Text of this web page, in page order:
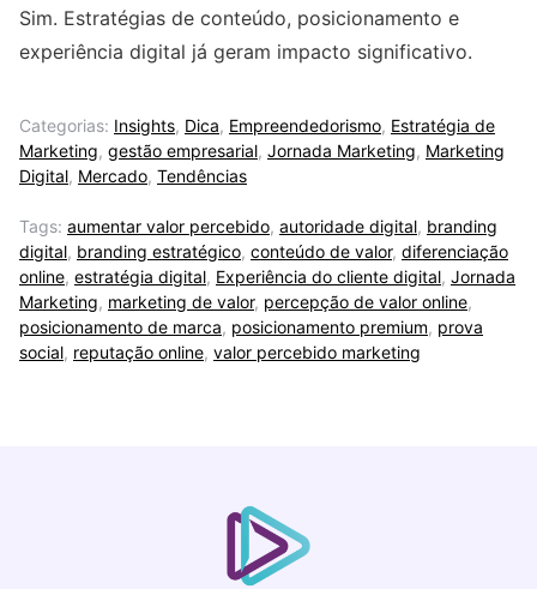
Sim. Estratégias de conteúdo, posicionamento e
experiência digital já geram impacto significativo.
Categorias: Insights, Dica, Empreendedorismo, Estratégia de
Marketing, gestão empresarial, Jornada Marketing, Marketing
Digital, Mercado, Tendências
Tags: aumentar valor percebido, autoridade digital, branding
digital, branding estratégico, conteúdo de valor, diferenciação
online, estratégia digital, Experiência do cliente digital, Jornada
Marketing, marketing de valor, percepção de valor online,
posicionamento de marca, posicionamento premium, prova
social, reputação online, valor percebido marketing